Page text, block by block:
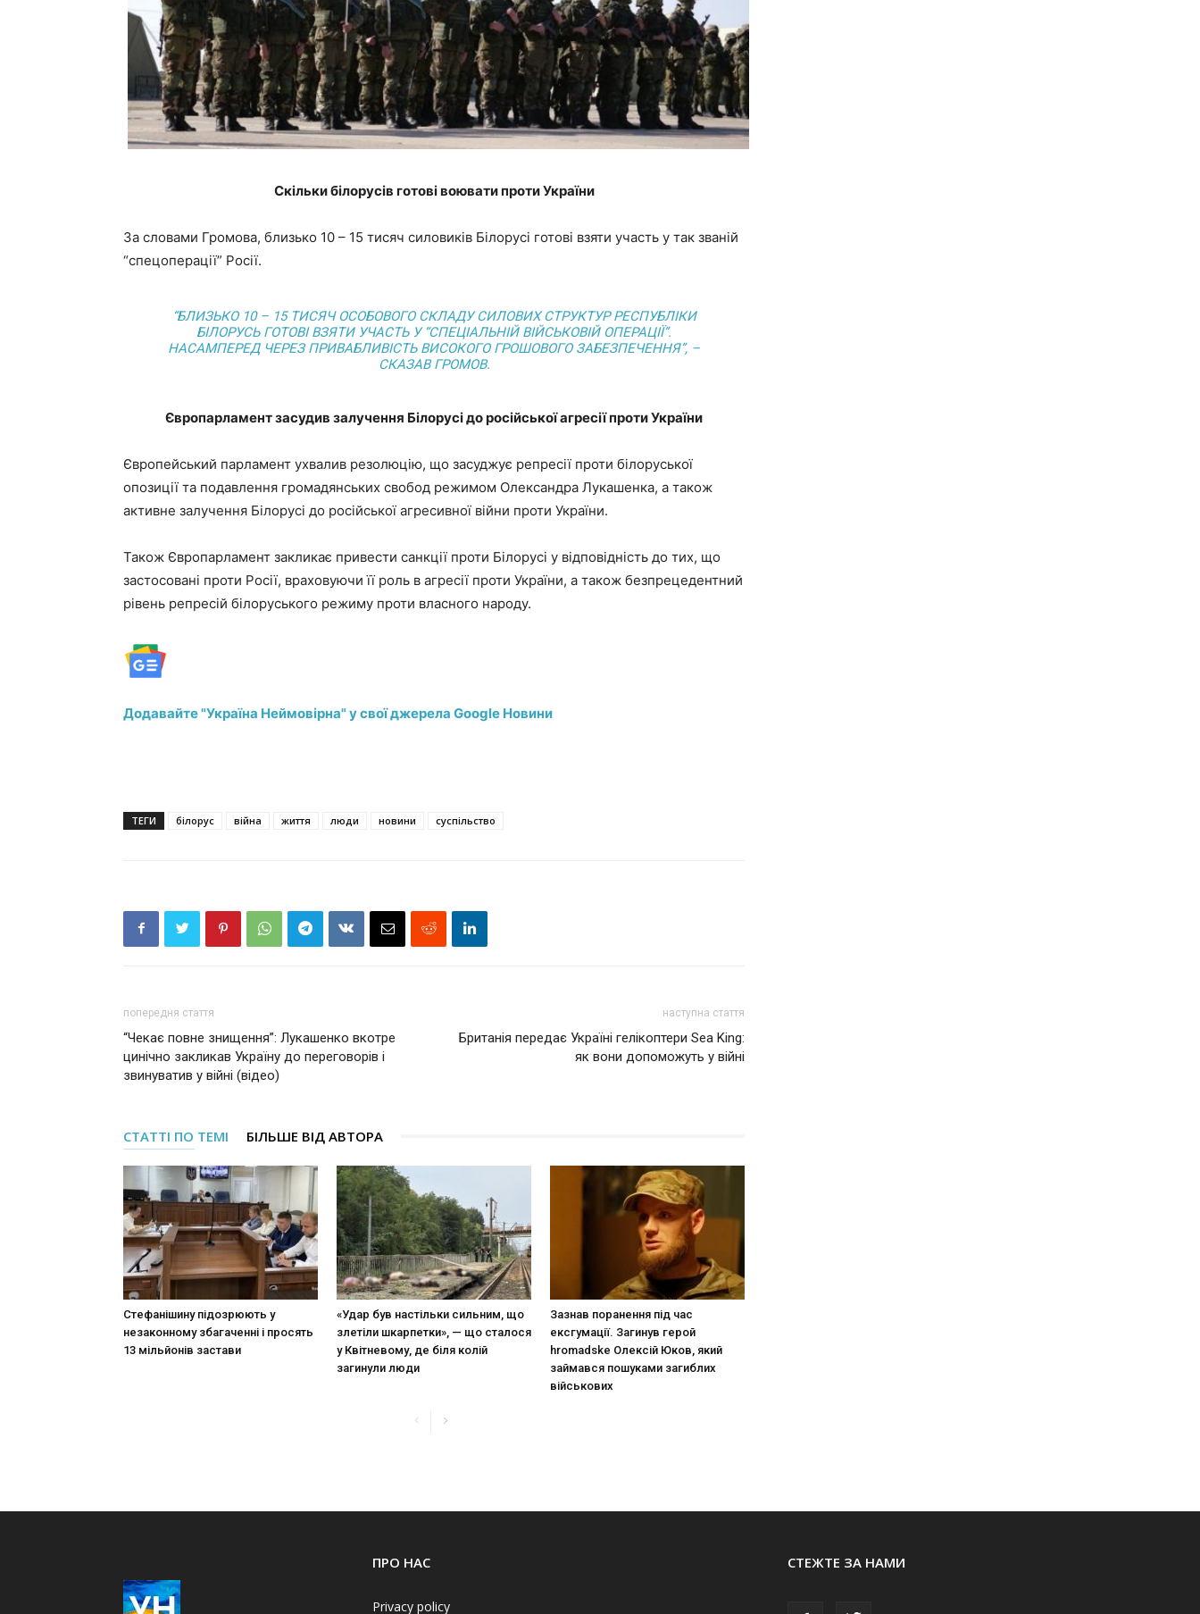
Скільки білорусів готові воювати проти України
За словами Громова, близько 10 – 15 тисяч силовиків Білорусі готові взяти участь у так званій
“спецоперації” Росії.
“БЛИЗЬКО 10 – 15 ТИСЯЧ ОСОБОВОГО СКЛАДУ СИЛОВИХ СТРУКТУР РЕСПУБЛІКИ
БІЛОРУСЬ ГОТОВІ ВЗЯТИ УЧАСТЬ У “СПЕЦІАЛЬНІЙ ВІЙСЬКОВІЙ ОПЕРАЦІЇ”.
НАСАМПЕРЕД ЧЕРЕЗ ПРИВАБЛИВІСТЬ ВИСОКОГО ГРОШОВОГО ЗАБЕЗПЕЧЕННЯ”, –
СКАЗАВ ГРОМОВ.
Європарламент засудив залучення Білорусі до російської агресії проти України
Європейський парламент ухвалив резолюцію, що засуджує репресії проти білоруської
опозиції та подавлення громадянських свобод режимом Олександра Лукашенка, а також
активне залучення Білорусі до російської агресивної війни проти України.
Також Європарламент закликає привести санкції проти Білорусі у відповідність до тих, що
застосовані проти Росії, враховуючи її роль в агресії проти України, а також безпрецедентний
рівень репресій білоруського режиму проти власного народу.
Додавайте "Україна Неймовірна" у свої джерела Google Новини
ТЕГИ білорус війна життя люди новини суспільство
попередня стаття
“Чекає повне знищення”: Лукашенко вкотре
цинічно закликав Україну до переговорів і
звинуватив у війні (відео)
наступна стаття
Британія передає Україні гелікоптери Sea King:
як вони допоможуть у війні
СТАТТІ ПО ТЕМІ БІЛЬШЕ ВІД АВТОРА
Стефанішину підозрюють у
незаконному збагаченні і просять
13 мільйонів застави
«Удар був настільки сильним, що
злетіли шкарпетки», — що сталося
у Квітневому, де біля колій
загинули люди
Зазнав поранення під час
ексгумації. Загинув герой
hromadske Олексій Юков, який
займався пошуками загиблих
військових
ПРО НАС
Privacy policy
СТЕЖТЕ ЗА НАМИ